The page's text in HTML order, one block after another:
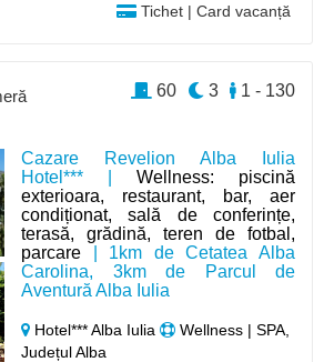
Tichet | Card vacanță
Cazare Revelion Alba Iulia
Hotel*** |Wellness: piscină
exterioara, restaurant, bar, aer
condiționat, sală de conferințe,
terasă, grădină, teren de fotbal,
parcare | 1km de Cetatea Alba
Carolina, 3km de Parcul de
Aventură Alba Iulia
Hotel*** Alba Iulia
Wellness | SPA,
Județul Alba
1 - 130
3
60